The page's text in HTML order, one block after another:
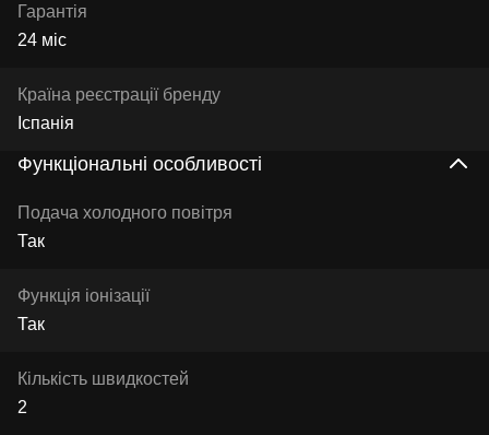
Гарантія
24 міс
Країна реєстрації бренду
Іспанія
Функціональні особливості
Подача холодного повітря
Так
Функція іонізації
Так
Кількість швидкостей
2